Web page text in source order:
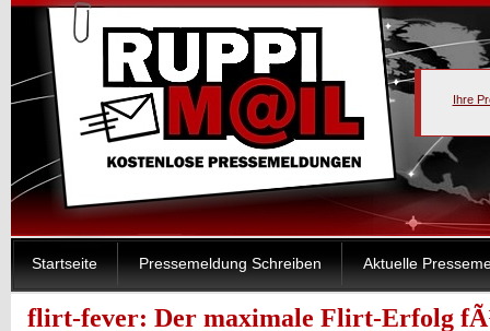
Ihre
Startseite Pressemeldung Schreiben Aktuelle
flirt-fever: Der maximale Flirt-Erfolg